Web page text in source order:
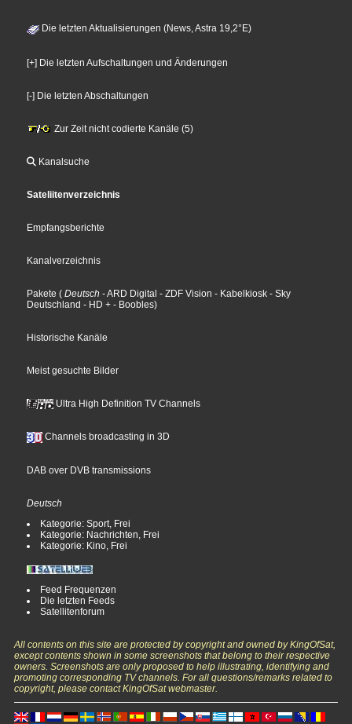
Die letzten Aktualisierungen (News, Astra 19,2°E)
[+] Die letzten Aufschaltungen und Änderungen
[-] Die letzten Abschaltungen
Zur Zeit nicht codierte Kanäle (5)
Kanalsuche
Sateliitenverzeichnis
Empfangsberichte
Kanalverzeichnis
Pakete ( Deutsch - ARD Digital - ZDF Vision - Kabelkiosk - Sky
Deutschland - HD + - Boobles)
Historische Kanäle
Meist gesuchte Bilder
Ultra High Definition TV Channels
Channels broadcasting in 3D
DAB over DVB transmissions
Deutsch
Kategorie: Sport, Frei
Kategorie: Nachrichten, Frei
Kategorie: Kino, Frei
Feed Frequenzen
Die letzten Feeds
Satellitenforum
All contents on this site are protected by copyright and owned by KingOfSat,
except contents shown in some screenshots that belong to their respective
owners. Screenshots are only proposed to help illustrating, identifying and
promoting corresponding TV channels. For all questions/remarks related to
copyright, please contact KingOfSat webmaster.